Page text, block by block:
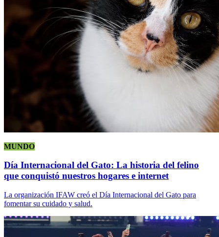
MUNDO
Día Internacional del Gato: La historia del felino
que conquistó nuestros hogares e internet
La organización IFAW creó el Día Internacional del Gato para
fomentar su cuidado y salud.